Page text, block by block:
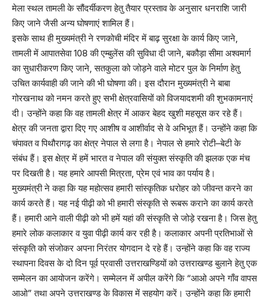
मेला स्थल तामली के सौंदर्यीकरण हेतु तैयार प्रस्ताव के अनुसार धनराशि जारी
किए जाने जैसी अन्य घोषणाएं शामिल हैं।
इसके साथ ही मुख्यमंत्री ने रणकोची मंदिर में बाढ़ सुरक्षा के कार्य किए जाने,
तामली में आपातसेवा 108 की एम्बुलेंस की सुविधा दी जाने, बकौड़ा सीमा अश्वमार्ग
का सुधारीकरण किए जाने, सतकुला को जोड़ने वाले मोटर पुल के निर्माण हेतु
उचित कार्यवाही की जाने की भी घोषणा की। इस दौरान मुख्यमंत्री ने बाबा
गोरखनाथ को नमन करते हुए सभी क्षेत्रवासियों को विजयादशमी की शुभकामनाएं
दी। उन्होंने कहा कि वह तामली क्षेत्र में आकर बेहद खुशी महसूस कर रहे हैं।
क्षेत्र की जनता द्वारा दिए गए आशीष व आशीर्वाद से वे अभिभूत हैं। उन्होंने कहा कि
चंपावत व पिथौरागढ़ का क्षेत्र नेपाल से लगा है। नेपाल से हमारे रोटी–बेटी के
संबंध हैं। इस क्षेत्र में हमें भारत व नेपाल की संयुक्त संस्कृति की झलक एक मंच
पर दिखती है। यह हमारे आपसी मित्रता, प्रेम एवं भाव का पर्याय है।
मुख्यमंत्री ने कहा कि यह महोत्सव हमारी सांस्कृतिक धरोहर को जीवन्त करने का
कार्य करते हैं। यह नई पीढ़ी को भी हमारी संस्कृति से रूबरू कराने का कार्य करते
हैं। हमारी आने वाली पीढ़ी को भी हमें यहां की संस्कृति से जोड़े रखना है। जिस हेतु
हमारे लोक कलाकार व युवा पीढ़ी कार्य कर रही है। कलाकार अपनी प्रतिभाओं से
संस्कृति को संजोकर अपना निरंतर योगदान दे रहे हैं। उन्होंने कहा कि वह राज्य
स्थापना दिवस के दो दिन पूर्व प्रवासी उत्तराखण्डियों को उत्तराखण्ड बुलाने हेतु एक
सम्मेलन का आयोजन करेंगे। सम्मेलन में अपील करेंगे कि “आओ अपने गाँव वापस
आओ” तथा अपने उत्तराखण्ड के विकास में सहयोग करें। उन्होंने कहा कि हमारी